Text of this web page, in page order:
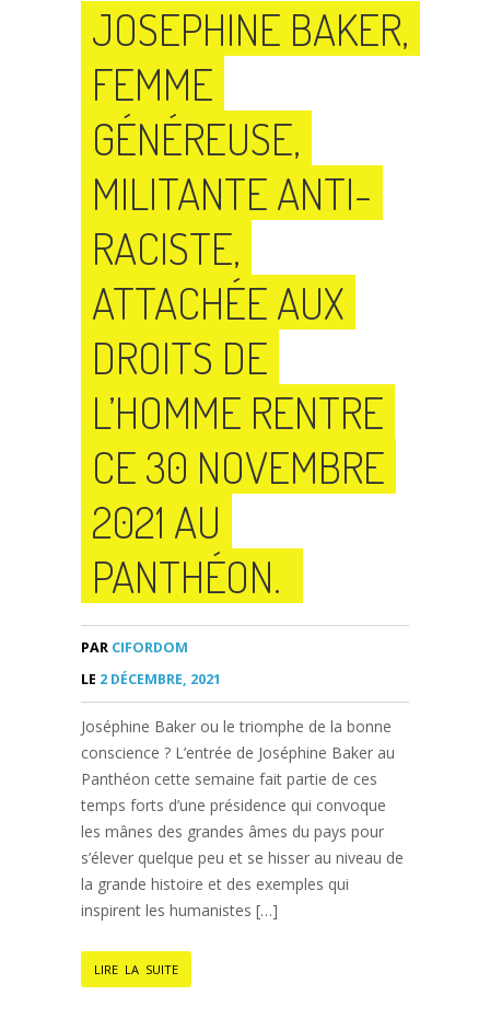
JOSEPHINE BAKER,
FEMME
GÉNÉREUSE,
MILITANTE ANTI-
RACISTE,
ATTACHÉE AUX
DROITS DE
L’HOMME RENTRE
CE 30 NOVEMBRE
2021 AU
PANTHÉON.
PAR CIFORDOM
LE 2 DÉCEMBRE, 2021
Joséphine Baker ou le triomphe de la bonne
conscience ? L’entrée de Joséphine Baker au
Panthéon cette semaine fait partie de ces
temps forts d’une présidence qui convoque
les mânes des grandes âmes du pays pour
s’élever quelque peu et se hisser au niveau de
la grande histoire et des exemples qui
inspirent les humanistes […]
LIRE LA SUITE